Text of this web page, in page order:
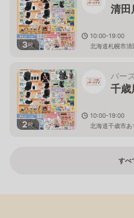
3枚
清田
10:00-19:00
北海道札幌市清
2枚
バー
千歳
10:00-19:00
北海道千歳市あ
すべ